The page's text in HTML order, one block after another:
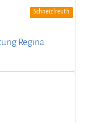
Schneizlreuth
Regina